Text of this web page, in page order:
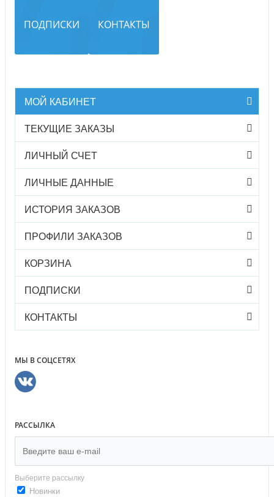
ПОДПИСКИ КОНТАКТЫ
МОЙ КАБИНЕТ
ТЕКУЩИЕ ЗАКАЗЫ
ЛИЧНЫЙ СЧЕТ
ЛИЧНЫЕ ДАННЫЕ
ИСТОРИЯ ЗАКАЗОВ
ПРОФИЛИ ЗАКАЗОВ
КОРЗИНА
ПОДПИСКИ
КОНТАКТЫ
МЫ В СОЦСЕТЯХ
РАССЫЛКА
Выберите рассылку
Новинки